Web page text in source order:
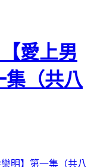
愛上男
集（共八